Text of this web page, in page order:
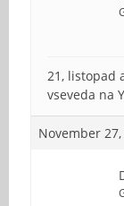
21, listopad
vseveda na
November